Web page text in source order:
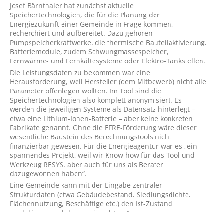
Josef Bärnthaler hat zunächst aktuelle
Speichertechnologien, die für die Planung der
Energiezukunft einer Gemeinde in Frage kommen,
recherchiert und aufbereitet. Dazu gehören
Pumpspeicherkraftwerke, die thermische Bauteilaktivierung,
Batteriemodule, zudem Schwungmassespeicher,
Fernwärme- und Fernkältesysteme oder Elektro-Tankstellen.
Die Leistungsdaten zu bekommen war eine
Herausforderung, weil Hersteller (dem Mitbewerb) nicht alle
Parameter offenlegen wollten. Im Tool sind die
Speichertechnologien also komplett anonymisiert. Es
werden die jeweiligen Systeme als Datensatz hinterlegt –
etwa eine Lithium-Ionen-Batterie – aber keine konkreten
Fabrikate genannt. Ohne die EFRE-Förderung wäre dieser
wesentliche Baustein des Berechnungstools nicht
finanzierbar gewesen. Für die Energieagentur war es „ein
spannendes Projekt, weil wir Know-how für das Tool und
Werkzeug RESYS, aber auch für uns als Berater
dazugewonnen haben“.
Eine Gemeinde kann mit der Eingabe zentraler
Strukturdaten (etwa Gebäudebestand, Siedlungsdichte,
Flächennutzung, Beschäftige etc.) den Ist-Zustand